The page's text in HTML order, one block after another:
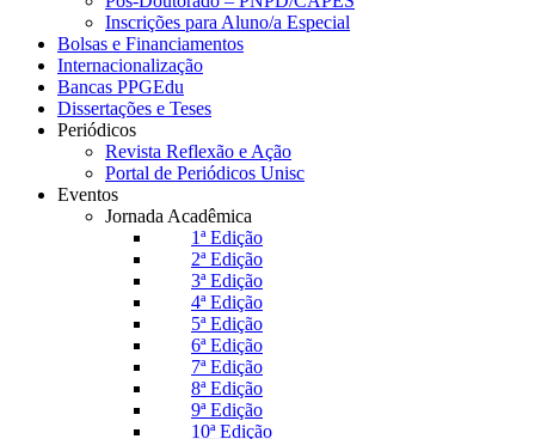
Inscrições para Aluno/a Especial
Bolsas e Financiamentos
Internacionalização
Bancas PPGEdu
Dissertações e Teses
Periódicos
Revista Reflexão e Ação
Portal de Periódicos Unisc
Eventos
Jornada Acadêmica
1ª Edição
2ª Edição
3ª Edição
4ª Edição
5ª Edição
6ª Edição
7ª Edição
8ª Edição
9ª Edição
10ª Edição